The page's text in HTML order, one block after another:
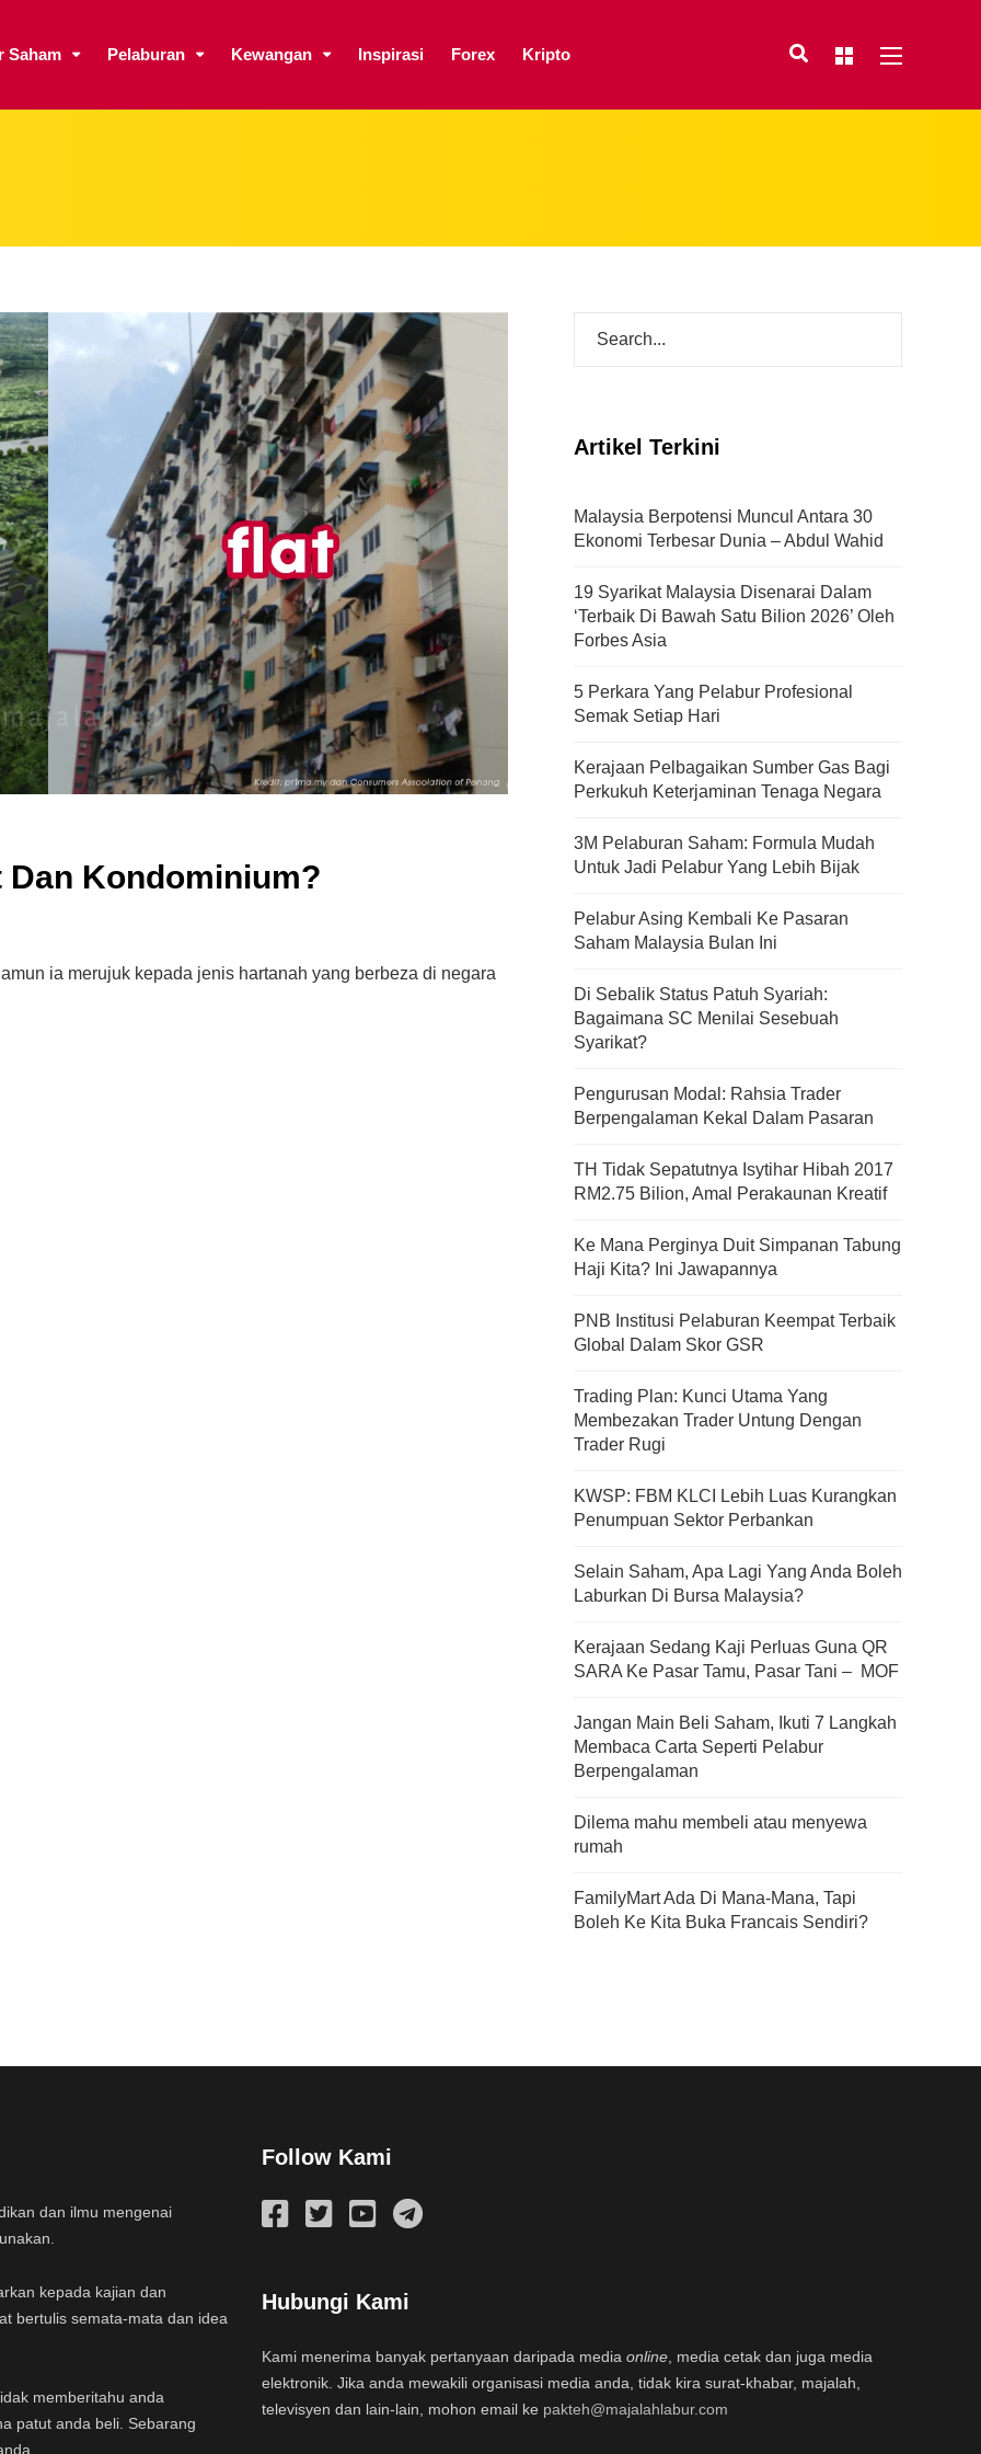
Saham Pelaburan Kewangan Inspirasi Forex Kripto
Dan Kondominium?
ia merujuk kepada jenis hartanah yang berbeza di negara
Artikel Terkini
Malaysia Berpotensi Muncul Antara 30
Ekonomi Terbesar Dunia – Abdul Wahid
19 Syarikat Malaysia Disenarai Dalam
‘Terbaik Di Bawah Satu Bilion 2026’ Oleh
Forbes Asia
5 Perkara Yang Pelabur Profesional
Semak Setiap Hari
Kerajaan Pelbagaikan Sumber Gas Bagi
Perkukuh Keterjaminan Tenaga Negara
3M Pelaburan Saham: Formula Mudah
Untuk Jadi Pelabur Yang Lebih Bijak
Pelabur Asing Kembali Ke Pasaran
Saham Malaysia Bulan Ini
Di Sebalik Status Patuh Syariah:
Bagaimana SC Menilai Sesebuah
Syarikat?
Pengurusan Modal: Rahsia Trader
Berpengalaman Kekal Dalam Pasaran
TH Tidak Sepatutnya Isytihar Hibah 2017
RM2.75 Bilion, Amal Perakaunan Kreatif
Ke Mana Perginya Duit Simpanan Tabung
Haji Kita? Ini Jawapannya
PNB Institusi Pelaburan Keempat Terbaik
Global Dalam Skor GSR
Trading Plan: Kunci Utama Yang
Membezakan Trader Untung Dengan
Trader Rugi
KWSP: FBM KLCI Lebih Luas Kurangkan
Penumpuan Sektor Perbankan
Selain Saham, Apa Lagi Yang Anda Boleh
Laburkan Di Bursa Malaysia?
Kerajaan Sedang Kaji Perluas Guna QR
SARA Ke Pasar Tamu, Pasar Tani – MOF
Jangan Main Beli Saham, Ikuti 7 Langkah
Membaca Carta Seperti Pelabur
Berpengalaman
Dilema mahu membeli atau menyewa
rumah
FamilyMart Ada Di Mana-Mana, Tapi
Boleh Ke Kita Buka Francais Sendiri?
dan ilmu mengenai
kepada kajian dan
bertulis semata-mata dan idea
memberitahu anda
patut anda beli. Sebarang
Follow Kami
Hubungi Kami
Kami menerima banyak pertanyaan daripada media online , media cetak dan juga media
elektronik. Jika anda mewakili organisasi media anda, tidak kira surat-khabar, majalah,
televisyen dan lain-lain, mohon email ke pakteh@majalahlabur.com
Kenali Franchisee Disebalik
Family Mart
Yang Selalu Sifu Saham Sebut
Tu?